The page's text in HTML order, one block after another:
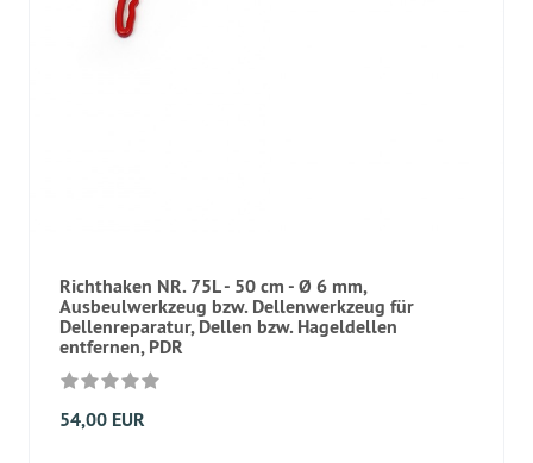
Richthaken NR. 75L - 50 cm - Ø 6 mm,
Ausbeulwerkzeug bzw. Dellenwerkzeug für
Dellenreparatur, Dellen bzw. Hageldellen
entfernen, PDR
54,00 EUR